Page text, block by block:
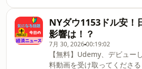
腸切除闘病日記↓
https://amzn.to/40PF0SQ【
奨】最近のkindleアプリには
開設できます。（スマホア
す）↓※音が出ます。
https://vimeo.com/
ーーーーーーーーーーーーー
のトピック】・ビッグテッ
大手へ？キャッシュの流れ？
す。初心者向けです。↓
https://www.udemy.com/
vt/?
が初めての方はこちらが受
NYダウ1153ドル安！
影響は！？
7月 30, 202600:19:02
【無料】Udemy、デビュー
料動画を受け取ってくださる